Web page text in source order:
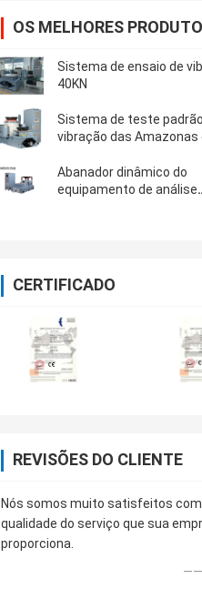
OS MELHORES
Sistema de ensaio de
40KN
Sistema de teste
vibração das Amazonas
8-CH
Abanador dinâmico do
equipamento de análise
CERTIFICADO
REVISÕES DO CLIENTE
Nós somos muito satisfeitos
qualidade do serviço que sua
proporciona.
——